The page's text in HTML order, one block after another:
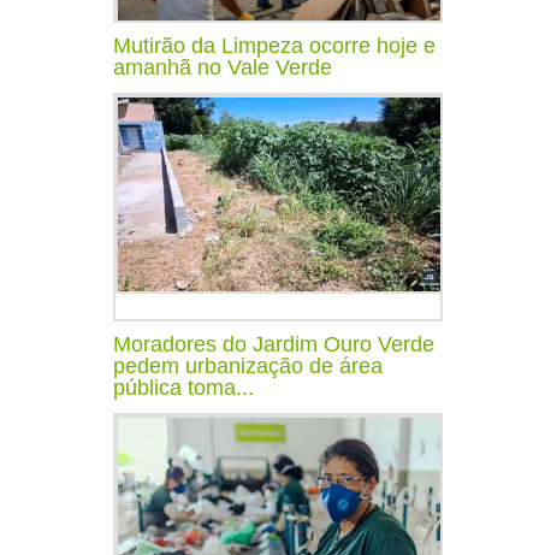
Mutirão da Limpeza ocorre hoje e
amanhã no Vale Verde
Moradores do Jardim Ouro Verde
pedem urbanização de área
pública toma...